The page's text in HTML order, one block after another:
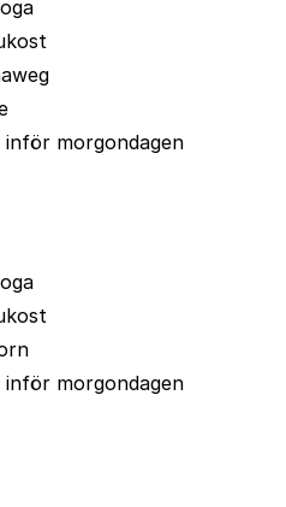
morgondagen
morgondagen